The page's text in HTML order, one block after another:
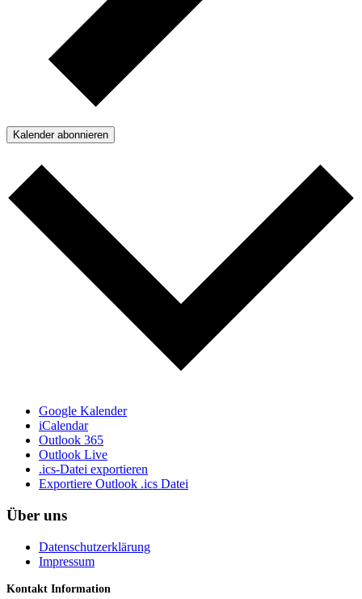
Kalender abonnieren
Google Kalender
iCalendar
Outlook 365
Outlook Live
.ics-Datei exportieren
Exportiere Outlook .ics Datei
Über uns
Datenschutzerklärung
Impressum
Kontakt Information